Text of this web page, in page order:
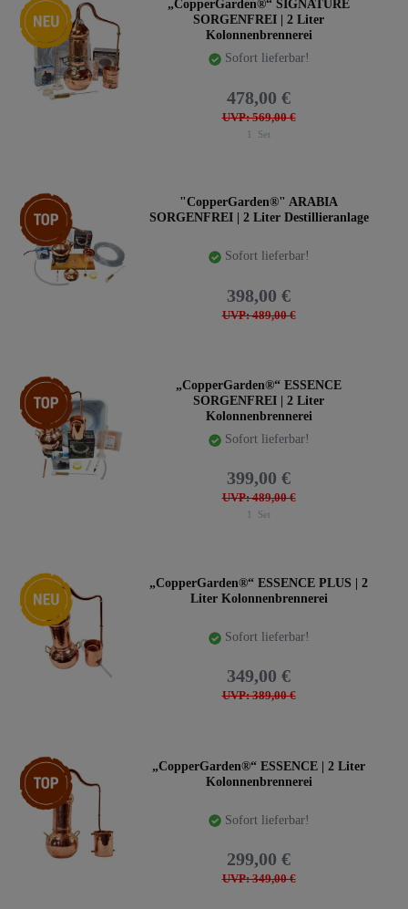
Neuheit
„CopperGarden®“ SIGNATURE
SORGENFREI | 2 Liter
Kolonnenbrennerei
Sofort lieferbar!
UVP: 569,00 €
478,00 €
1 Set
Top-Artikel
"CopperGarden®" ARABIA
SORGENFREI | 2 Liter Destillieranlage
Sofort lieferbar!
UVP: 489,00 €
398,00 €
Top-Artikel
„CopperGarden®“ ESSENCE
SORGENFREI | 2 Liter
Kolonnenbrennerei
Sofort lieferbar!
UVP: 489,00 €
399,00 €
1 Set
Neuheit
„CopperGarden®“ ESSENCE PLUS | 2
Liter Kolonnenbrennerei
Sofort lieferbar!
UVP: 389,00 €
349,00 €
Top-Artikel
„CopperGarden®“ ESSENCE | 2 Liter
Kolonnenbrennerei
Sofort lieferbar!
UVP: 349,00 €
299,00 €